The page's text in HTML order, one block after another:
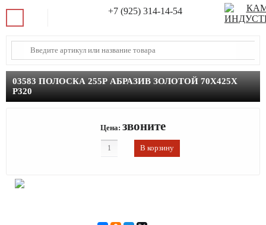
+7 (925) 314-14-54
03583 ПОЛОСКА 255Р АБРАЗИВ ЗОЛОТОЙ 70Х425Х
Р320
Цена: звоните